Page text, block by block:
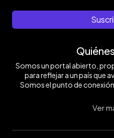
Somos un portal abierto,
para reflejar a un país que
Somos el punto de
Ver